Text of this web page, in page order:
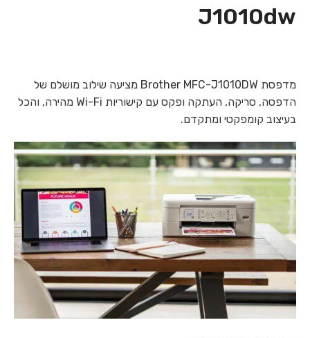
J1010dw
מדפסת Brother MFC-J1010DW מציעה שילוב מושלם של
הדפסה, סריקה, העתקה ופקס עם קישוריות Wi-Fi מהירה, והכל
בעיצוב קומפקטי ומתקדם.